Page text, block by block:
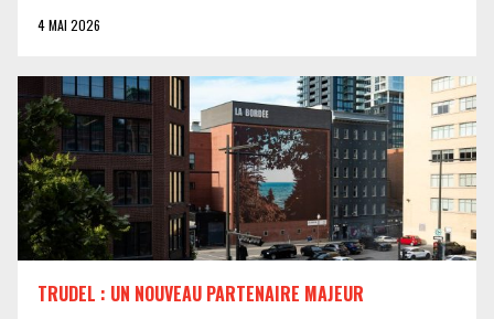
4 MAI 2026
TRUDEL : UN NOUVEAU PARTENAIRE MAJEUR